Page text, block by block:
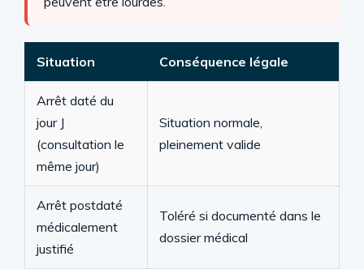
Situation Conséquence légale
Arrêt daté du
jour J
(consultation le
même jour)
Situation normale,
pleinement valide
Arrêt postdaté
médicalement
justifié
Toléré si documenté dans le
dossier médical